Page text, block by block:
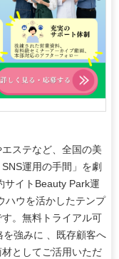
ステなど、全国の美
運用の手間」を劇
サイトBeauty Park運
ハウを活かしたテンプ
。無料トライアル可
強みに 、既存顧客へ
としてご活用いただ